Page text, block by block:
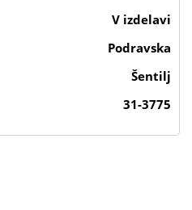
V izdelavi
Podravska
Šentilj
31-3775